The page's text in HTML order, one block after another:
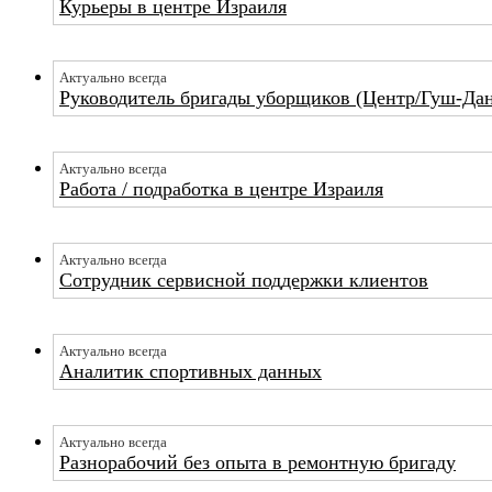
Курьеры в центре Израиля
Актуально всегда
Руководитель бригады уборщиков (Центр/Гуш-
Актуально всегда
Работа / подработка в центре Израиля
Актуально всегда
Сотрудник сервисной поддержки клиентов
Актуально всегда
Аналитик спортивных данных
Актуально всегда
Разнорабочий без опыта в ремонтную бригаду